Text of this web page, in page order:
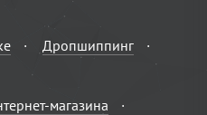
Дропшиппинг
магазина